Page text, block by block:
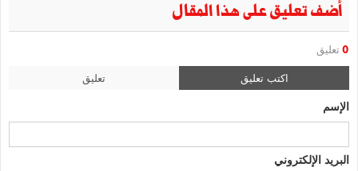
أضف تعليق على هذا المقال
0 تعليق
اكتب تعليق تعليق
الإسم
البريد الإلكتروني